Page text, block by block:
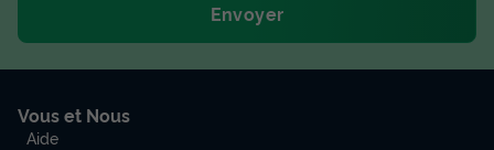
Envoyer
Vous et Nous
Aide